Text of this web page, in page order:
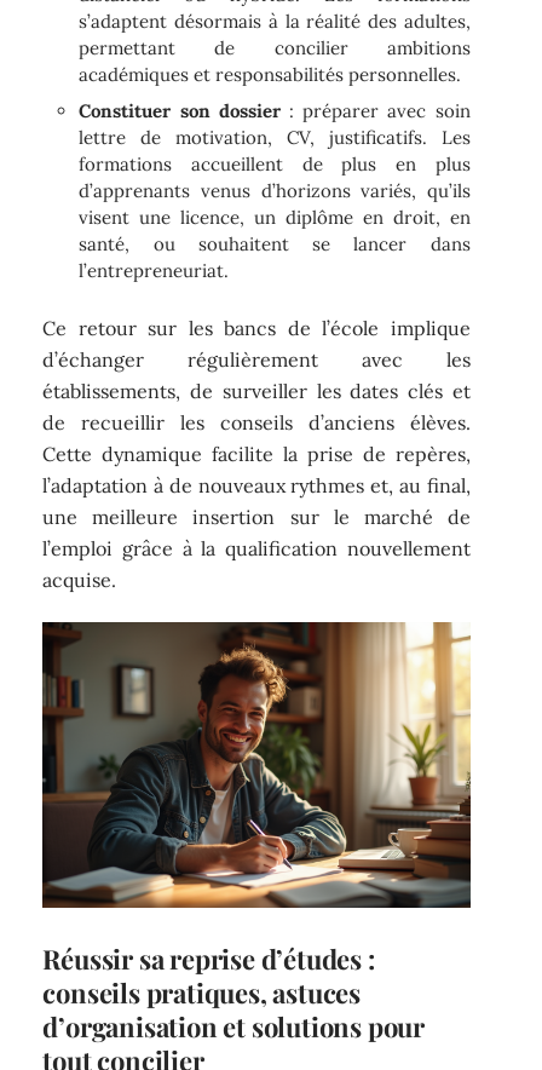
s’adaptent désormais à la réalité des adultes,
permettant de concilier ambitions
académiques et responsabilités personnelles.
Constituer son dossier: préparer avec soin
lettre de motivation, CV, justificatifs. Les
formations accueillent de plus en plus
d’apprenants venus d’horizons variés, qu’ils
visent une licence, un diplôme en droit, en
santé, ou souhaitent se lancer dans
l’entrepreneuriat.
Ce retour sur les bancs de l’école implique
d’échanger régulièrement avec les
établissements, de surveiller les dates clés et
de recueillir les conseils d’anciens élèves.
Cette dynamique facilite la prise de repères,
l’adaptation à de nouveaux rythmes et, au final,
une meilleure insertion sur le marché de
l’emploi grâce à la qualification nouvellement
acquise.
Réussir sa reprise d’études :
conseils pratiques, astuces
d’organisation et solutions pour
tout concilier